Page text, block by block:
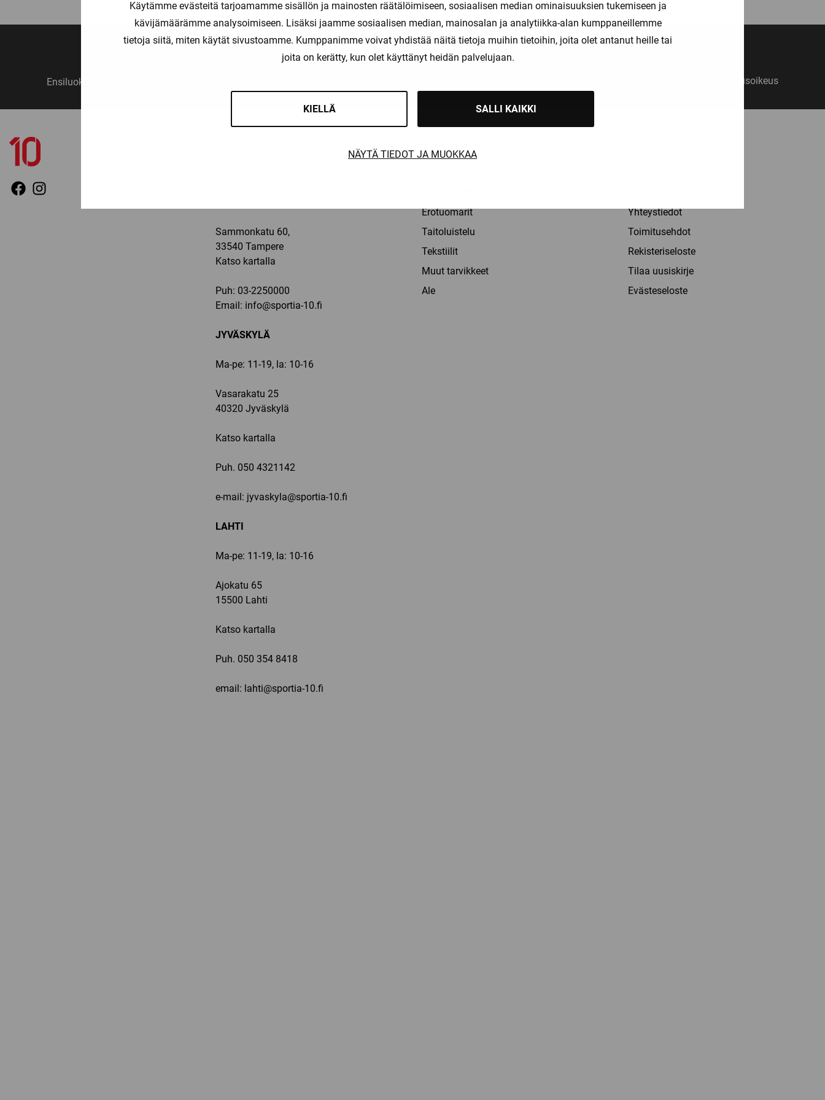
Käytämme evästeitä tarjoamamme sisällön ja mainosten räätälöimiseen, sosiaalisen median ominaisuuksien tukemiseen ja
kävijämäärämme analysoimiseen. Lisäksi jaamme sosiaalisen median, mainosalan ja analytiikka-alan kumppaneillemme
tietoja siitä, miten käytät sivustoamme. Kumppanimme voivat yhdistää näitä tietoja muihin tietoihin, joita olet antanut heille tai
joita on kerätty, kun olet käyttänyt heidän palvelujaan.
KIELLÄ SALLI KAIKKI
NÄYTÄ TIEDOT JA MUOKKAA
22,90 €
Ensiluokkainen palvelu 14 päivän vaihto- ja palautusoikeus
Sammonkatu 60,
33540 Tampere
Katso kartalla
Puh: 03-2250000
Email: info@sportia-10.fi
JYVÄSKYLÄ
Ma-pe: 11-19, la: 10-16
Vasarakatu 25
40320 Jyväskylä
Katso kartalla
Puh. 050 4321142
e-mail: jyvaskyla@sportia-10.fi
LAHTI
Ma-pe: 11-19, la: 10-16
Ajokatu 65
15500 Lahti
Katso kartalla
Puh. 050 354 8418
email: lahti@sportia-10.fi
Erotuomarit
Taitoluistelu
Tekstiilit
Muut tarvikkeet
Ale
Yhteystiedot
Toimitusehdot
Rekisteriseloste
Tilaa uusiskirje
Evästeseloste